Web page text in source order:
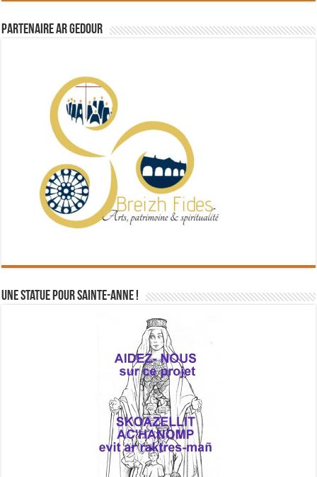
Partenaire Ar Gedour
Une statue pour Sainte-Anne !